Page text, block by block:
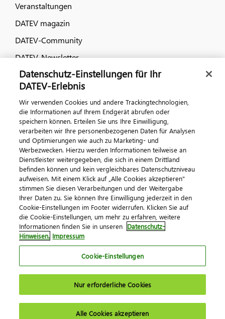
Veranstaltungen
DATEV magazin
DATEV-Community
DATEV-Newsletter
Kontaktieren Sie uns
© 2026 DATEV eG
ImpressumDatenschutzAGB Kontakt
Cookie-Einstellungen
Datenschutz-Einstellungen für Ihr
DATEV-Erlebnis
Wir verwenden Cookies und andere Trackingtechnologien,
die Informationen auf Ihrem Endgerät abrufen oder
speichern können. Erteilen Sie uns Ihre Einwilligung,
verarbeiten wir Ihre personenbezogenen Daten für Analysen
und Optimierungen wie auch zu Marketing- und
Werbezwecken. Hierzu werden Informationen teilweise an
Dienstleister weitergegeben, die sich in einem Drittland
befinden können und kein vergleichbares Datenschutzniveau
aufweisen. Mit einem Klick auf „Alle Cookies akzeptieren"
stimmen Sie diesen Verarbeitungen und der Weitergabe
Ihrer Daten zu. Sie können Ihre Einwilligung jederzeit in den
Cookie-Einstellungen im Footer widerrufen. Klicken Sie auf
die Cookie-Einstellungen, um mehr zu erfahren, weitere
Informationen finden Sie in unseren Datenschutz-
Hinweisen. Impressum
Cookie-Einstellungen
Nur erforderliche Cookies
Alle Cookies akzeptieren